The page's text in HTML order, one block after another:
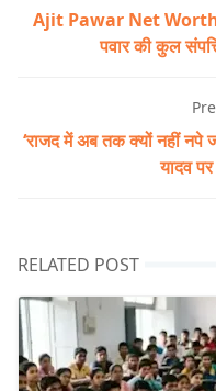
Ajit Pawar Net Worth:
पवार की कुल
‘राजद में अब तक क्यों नहीं नपे
यादव
RELATED POST